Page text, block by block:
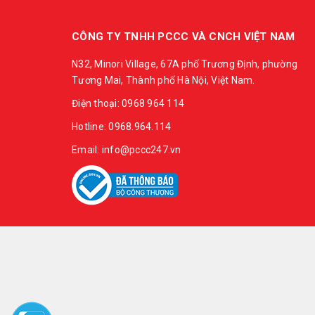
CÔNG TY TNHH PCCC VÀ CNCH VIỆT NAM
N32, Minori Village, 67A phố Trương Định, phường
Tương Mai, Thành phố Hà Nội, Việt Nam.
Điện thoại: 0968 964 114
Hotline: 0968.964.114
Email: info@pccc247.vn